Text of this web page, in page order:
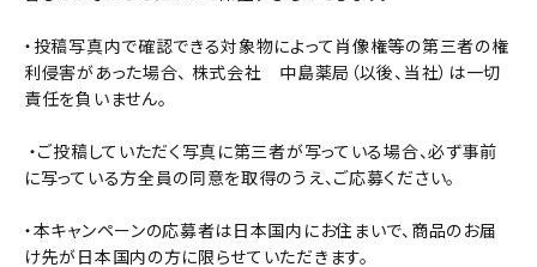
・投稿写真内で確認できる対象物によって肖像権等の第三者の権
利侵害があった場合、 株式会社 中島薬局（以後、当社）は一切
責任を負いません。
・ご投稿していただく写真に第三者が写っている場合、必ず事前
に写っている方全員の同意を取得のうえ、ご応募ください。
・本キャンペーンの応募者は日本国内にお住まいで、商品のお届
け先が日本国内の方に限らせていただきます。